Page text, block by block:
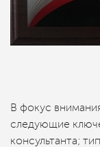
В фокус
следующие
консультанта;